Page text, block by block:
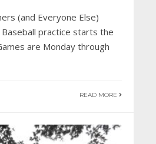
(and Everyone Else)
practice starts the
are Monday through
READ MORE